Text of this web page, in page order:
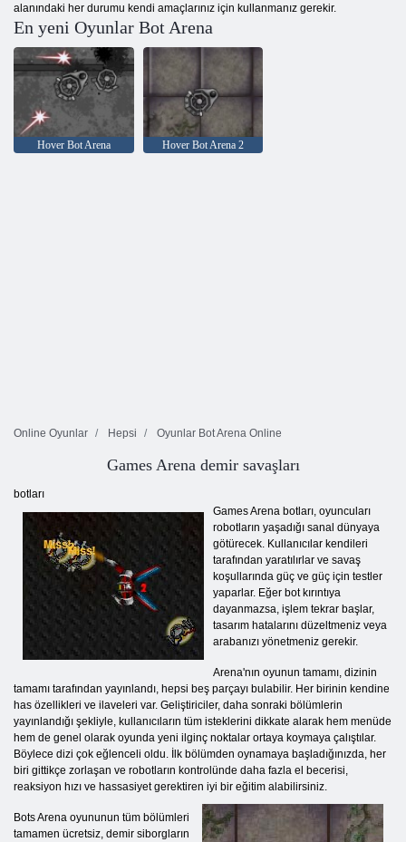
alanındaki her durumu kendi amaçlarınız için kullanmanız gerekir.
En yeni Oyunlar Bot Arena
Hover Bot Arena Hover Bot Arena 2
Online Oyunlar Hepsi Oyunlar Bot Arena Online
Games Arena demir savaşları
botları
Games Arena botları, oyuncuları
robotların yaşadığı sanal dünyaya
götürecek. Kullanıcılar kendileri
tarafından yaratılırlar ve savaş
koşullarında güç ve güç için testler
yaparlar. Eğer bot kırıntıya
dayanmazsa, işlem tekrar başlar,
tasarım hatalarını düzeltmeniz veya
arabanızı yönetmeniz gerekir.
Arena'nın oyunun tamamı, dizinin
tamamı tarafından yayınlandı, hepsi beş parçayı bulabilir. Her birinin kendine
has özellikleri ve ilaveleri var. Geliştiriciler, daha sonraki bölümlerin
yayınlandığı şekliyle, kullanıcıların tüm isteklerini dikkate alarak hem menüde
hem de genel olarak oyunda yeni ilginç noktalar ortaya koymaya çalıştılar.
Böylece dizi çok eğlenceli oldu. İlk bölümden oynamaya başladığınızda, her
biri gittikçe zorlaşan ve robotların kontrolünde daha fazla el becerisi,
reaksiyon hızı ve hassasiyet gerektiren iyi bir eğitim alabilirsiniz.
Bots Arena oyununun tüm bölümleri
tamamen ücretsiz, demir siborgların